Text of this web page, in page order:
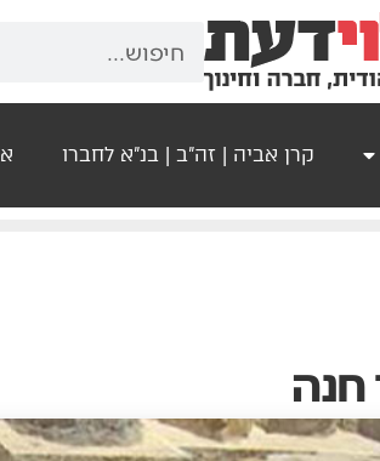
קרן אביה | זה"ב | בנ"א לחברו
חנה